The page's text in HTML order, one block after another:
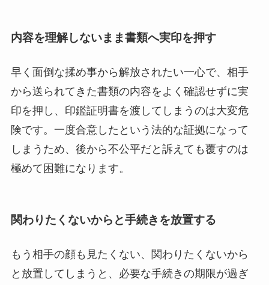
内容を理解しないまま書類へ実印を押す
早く面倒な揉め事から解放されたい一心で、相手
から送られてきた書類の内容をよく確認せずに実
印を押し、印鑑証明書を渡してしまうのは大変危
険です。一度合意したという法的な証拠になって
しまうため、後から不公平だと訴えても覆すのは
極めて困難になります。
関わりたくないからと手続きを放置する
もう相手の顔も見たくない、関わりたくないから
と放置してしまうと、必要な手続きの期限が過ぎ